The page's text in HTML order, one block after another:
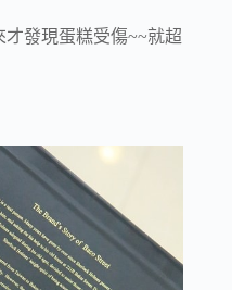
發現蛋糕受傷~~就超